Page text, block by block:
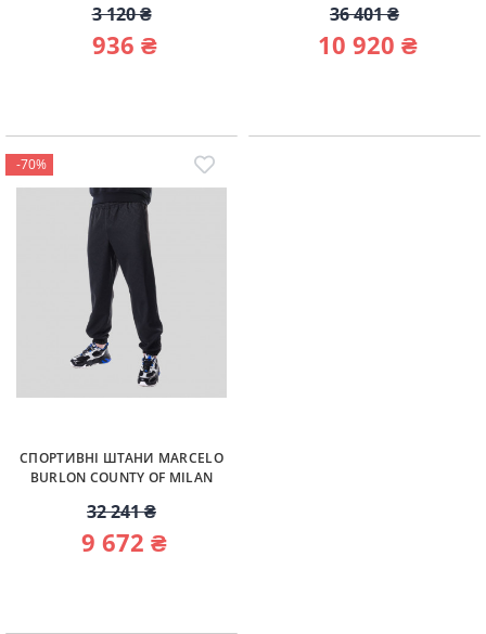
3 120 ₴
936 ₴
36 401 ₴
10 920 ₴
-70%
СПОРТИВНІ ШТАНИ MARCELO
BURLON COUNTY OF MILAN
32 241 ₴
9 672 ₴